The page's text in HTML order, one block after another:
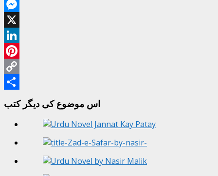
WhatsApp
Messenger
X
LinkedIn
Pinterest
Copy
Share
اس موضوع کی دیگر کتب